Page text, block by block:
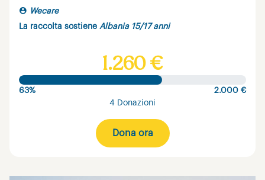
Wecare
La raccolta sostiene Albania 15/17 anni
1.260 €
63%
2.000 €
4 Donazioni
Dona ora